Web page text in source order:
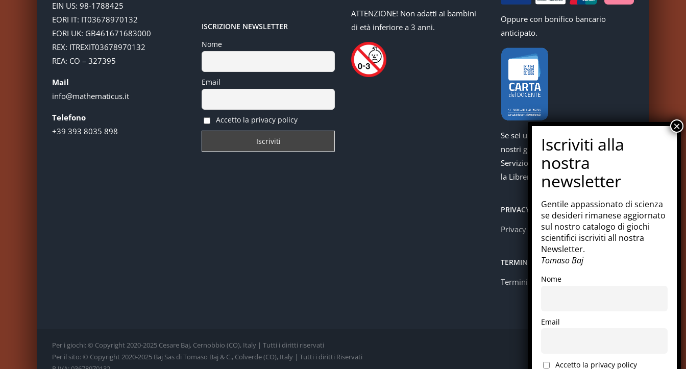
EIN US: 98-1788425
EORI IT: IT03678970132
EORI UK: GB461671683000
REX: ITREXIT03678970132
REA: CO – 327395
Mail
info@mathematicus.it
Telefono
+39 393 8035 898
ISCRIZIONE NEWSLETTER
Nome
Email
Accetto la privacy policy
ATTENZIONE! Non adatti ai bambini
di età inferiore a 3 anni.
Oppure con bonifico bancario
anticipato.
Se sei un docente puoi acquistare i
nostri giochi con la carta del docente.
Servizio offerto in collaborazione con
la Libreria Colosi di Messina.
PRIVACY
Privacy policy
TERMINI E CONDIZIONI
Termini e condizioni
Per i giochi: © Copyright 2020-2025 Cesare Baj, Cernobbio (CO), Italy | Tutti i diritti riservati
Per il sito: © Copyright 2020-2025 Baj Sas di Tomaso Baj & C., Colverde (CO), Italy | Tutti i diritti Riservati
Gentile appassionato di scienza
se desideri rimanese aggiornato
sul nostro catalogo di giochi
scientifici iscriviti all nostra
Newsletter.
Tomaso Baj
Nome
Email
Accetto la privacy policy